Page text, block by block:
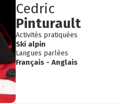
Cedric
Pinturault
Activités pratiquées
Ski alpin
Langues parlées
Français - Anglais